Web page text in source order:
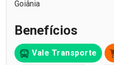
Goiânia
Benefícios
Vale Transporte